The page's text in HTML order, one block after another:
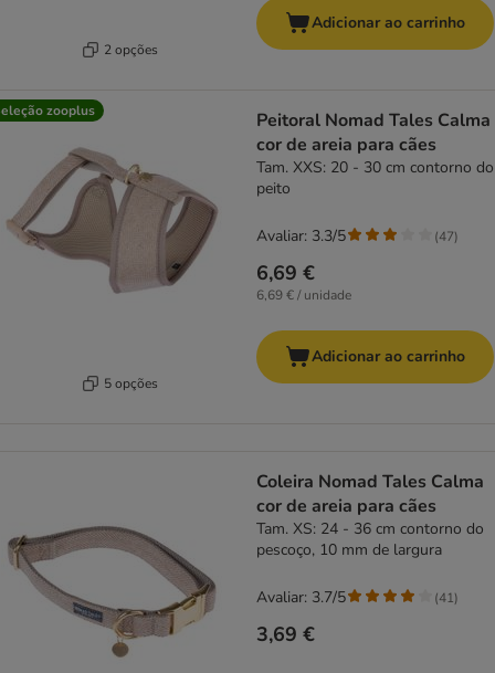
2 opções
Adicionar ao carrinho
zooplus
5 opções
Peitoral Nomad Tales Calma
cor de areia para cães
Tam. XXS: 20 - 30 cm contorno do
peito
6,69 €
6,69 € / unidade
Avaliar: 3.3/5 (47)
Adicionar ao carrinho
Coleira Nomad Tales Calma
cor de areia para cães
Tam. XS: 24 - 36 cm contorno do
pescoço, 10 mm de largura
3,69 €
Avaliar: 3.7/5 (41)